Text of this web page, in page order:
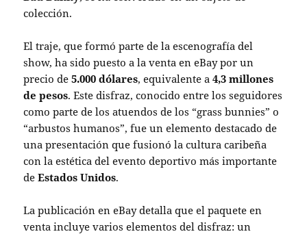
colección.
El traje, que formó parte de la escenografía del
show, ha sido puesto a la venta en eBay por un
precio de5.000 dólares, equivalente a4,3 millones
de pesos. Este disfraz, conocido entre los seguidores
como parte de los atuendos de los “grass bunnies” o
“arbustos humanos”, fue un elemento destacado de
una presentación que fusionó la cultura caribeña
con la estética del evento deportivo más importante
deEstados Unidos.
La publicación en eBay detalla que el paquete en
venta incluye varios elementos del disfraz: un